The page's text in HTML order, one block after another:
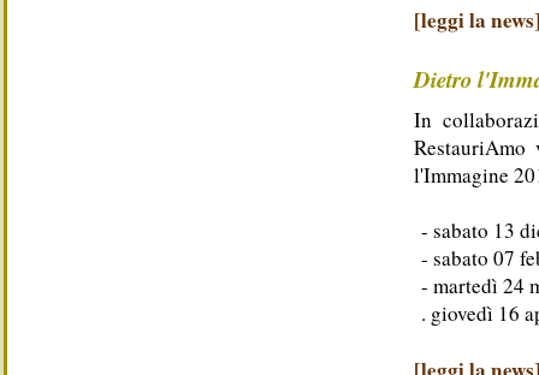
[leggi la
Dietro
In
l'Immagine
- sabato 13
- sabato 07
- martedì 24
. giovedì 16